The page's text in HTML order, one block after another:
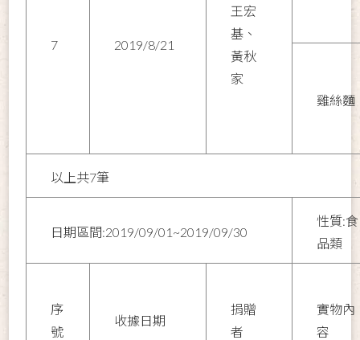
7 2019/8/21
王宏
基、
黃秋
家
雞絲麵
以上共7筆
日期區間:2019/09/01~2019/09/30
性質:食
品類
序
號
收據日期
捐贈
者
實物內
容